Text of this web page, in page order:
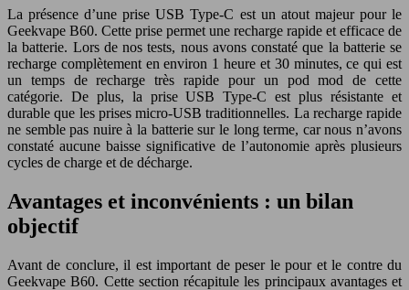
La présence d’une prise USB Type-C est un atout majeur pour le
Geekvape B60. Cette prise permet une recharge rapide et efficace de
la batterie. Lors de nos tests, nous avons constaté que la batterie se
recharge complètement en environ 1 heure et 30 minutes, ce qui est
un temps de recharge très rapide pour un pod mod de cette
catégorie. De plus, la prise USB Type-C est plus résistante et
durable que les prises micro-USB traditionnelles. La recharge rapide
ne semble pas nuire à la batterie sur le long terme, car nous n’avons
constaté aucune baisse significative de l’autonomie après plusieurs
cycles de charge et de décharge.
Avantages et inconvénients : un bilan
objectif
Avant de conclure, il est important de peser le pour et le contre du
Geekvape B60. Cette section récapitule les principaux avantages et